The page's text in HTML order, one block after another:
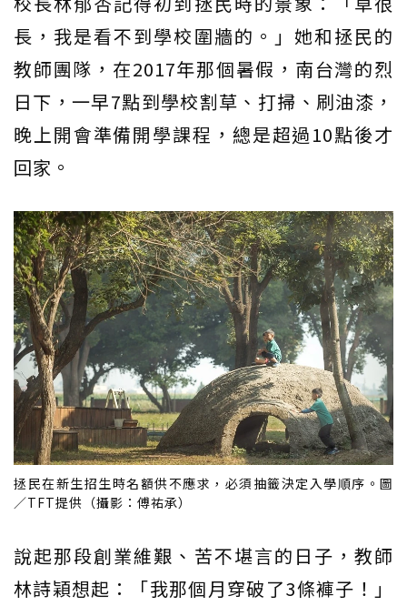
長，我是看不到學校圍牆的。」她和拯民的
教師團隊，在2017年那個暑假，南台灣的烈
日下，一早7點到學校割草、打掃、刷油漆，
晚上開會準備開學課程，總是超過10點後才
回家。
拯民在新生招生時名額供不應求，必須抽籤決定入學順序。圖
／TFT提供（攝影：傅祐承）
說起那段創業維艱、苦不堪言的日子，教師
林詩穎想起：「我那個月穿破了3條褲子！」